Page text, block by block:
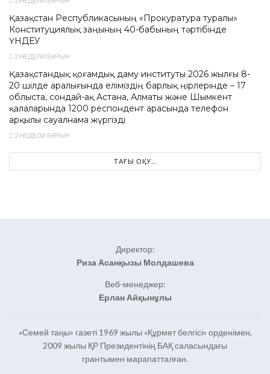
Қазақстан Республикасының «Прокуратура туралы»
Конституциялық заңының 40-бабының тәртібінде
ҮНДЕУ
2 НЕДЕЛИ БҰРЫН
Қазақстандық қоғамдық даму институты 2026 жылғы 8-
20 шілде аралығында еліміздің барлық өңірлерінде – 17
облыста, сондай-ақ Астана, Алматы және Шымкент
қалаларында 1200 респондент арасында телефон
арқылы сауалнама жүргізді
2 НЕДЕЛИ БҰРЫН
ТАҒЫ ОҚУ...
Директор:
Риза Асанқызы Молдашева
Веб-менеджер:
Ерлан Айқынұлы
«Семей таңы» газеті 1969 жылы «Құрмет белгісі» орденімен,
2009 жылы ҚР Президентінің БАҚ саласындағы
грантымен марапатталған.